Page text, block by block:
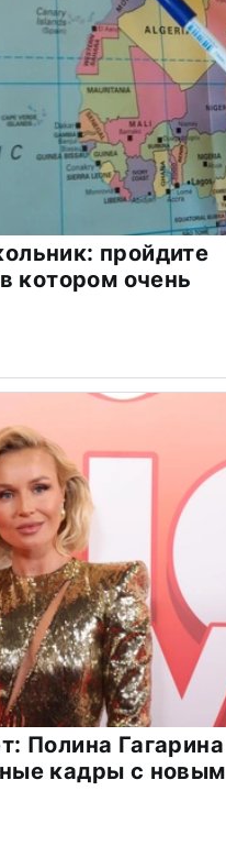
пройдите
котором очень
Полина Гагарина
кадры с новым